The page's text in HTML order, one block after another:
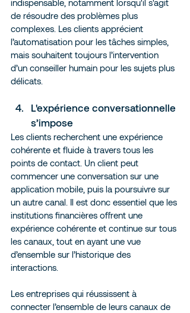
indispensable, notamment lorsqu'il s'agit
de résoudre des problèmes plus
complexes. Les clients apprécient
l’automatisation pour les tâches simples,
mais souhaitent toujours l’intervention
d’un conseiller humain pour les sujets plus
délicats.
L'expérience conversationnelle
s’impose
Les clients recherchent une expérience
cohérente et fluide à travers tous les
points de contact. Un client peut
commencer une conversation sur une
application mobile, puis la poursuivre sur
un autre canal. Il est donc essentiel que les
institutions financières offrent une
expérience cohérente et continue sur tous
les canaux, tout en ayant une vue
d’ensemble sur l’historique des
interactions.
Les entreprises qui réussissent à
connecter l’ensemble de leurs canaux de